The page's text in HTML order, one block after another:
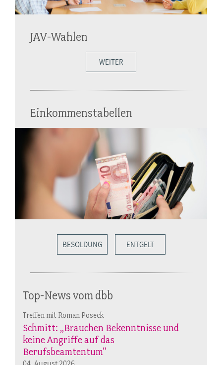
JAV-Wahlen
WEITER
Einkommenstabellen
BESOLDUNG ENTGELT
Top-News vom dbb
Treffen mit Roman Poseck
Schmitt: „Brauchen Bekenntnisse und
keine Angriffe auf das
Berufsbeamtentum“